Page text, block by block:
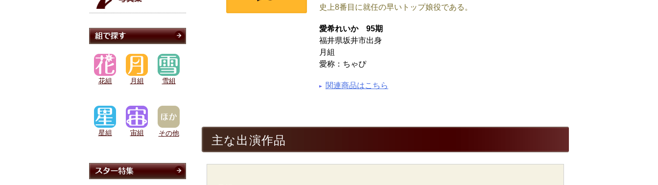
史上8番目に就任の早いトップ娘役である。
愛希れいか 95期
福井県坂井市出身
月組
愛称：ちゃぴ
関連商品はこちら
主な出演作品
花組 月組 雪組
星組 宙組 その他